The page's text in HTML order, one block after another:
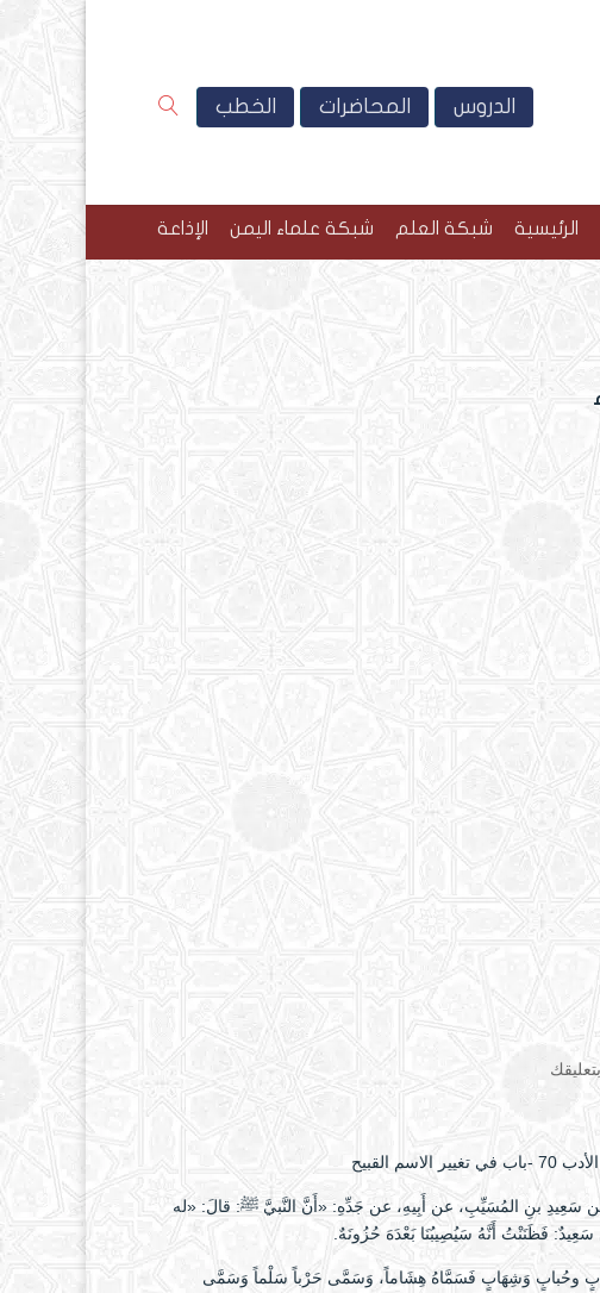
الدروس المحاضرات الخطب
الرئيسية شبكة العلم شبكة علماء اليمن الإذاعة
عن سَعِيدِ بنِ المُسَيِّبِ، عن أَبِيهِ، عن جَدِّهِ: «أَنَّ النَّبيَّ ﷺ: قالَ: «له
فَظَنَنْتُ أَنَّهُ سَيُصِيبُنَا بَعْدَهَ حُزُونَهٌ.
وحُبابٍ وَشِهَابٍ فَسَمَّاهُ هِشَاماً، وَسَمَّى حَرْباً سَلْماً وَسَمَّى